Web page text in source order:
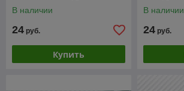
В наличии
24 руб.
Купить
В наличии
24 руб.